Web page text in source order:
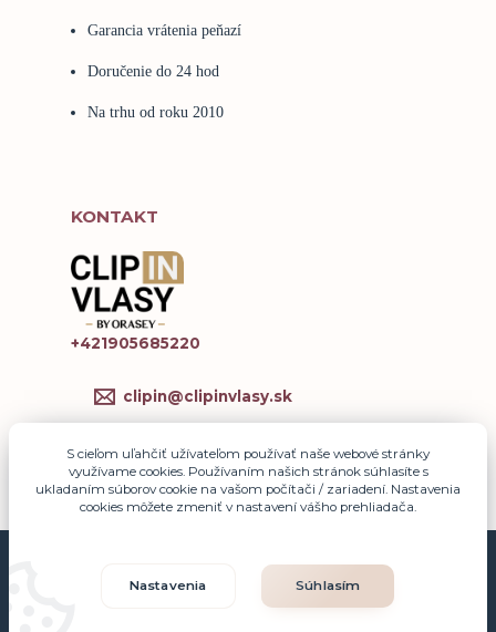
Garancia vrátenia peňazí
Doručenie do 24 hod
Na trhu od roku 2010
KONTAKT
+421905685220
clipin@clipinvlasy.sk
© Copyright 2010-2026. Akékoľvek použitie obsahu, vrátanie prevzatia,
kopírovania, šírenia či ďalšieho sprístupňovania článkov bez súhlasu
majiteľa je zakázané.
S cieľom uľahčiť užívateľom používať naše webové stránky
využívame cookies. Používaním našich stránok súhlasíte s
ukladaním súborov cookie na vašom počítači / zariadení. Nastavenia
cookies môžete zmeniť v nastavení vášho prehliadača.
Nastavenia Súhlasím